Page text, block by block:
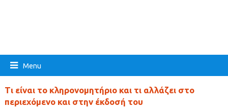
Menu
Τι είναι το κληρονομητήριο και τι αλλάζει στο
περιεχόμενο και στην έκδοσή του